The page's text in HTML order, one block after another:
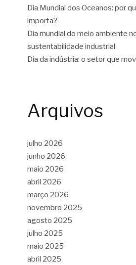
Dia Mundial dos Oceanos: por
importa?
Dia mundial do meio ambiente
sustentabilidade industrial
Dia da indústria: o setor que
Arquivos
julho 2026
junho 2026
maio 2026
abril 2026
março 2026
novembro 2025
agosto 2025
julho 2025
maio 2025
abril 2025